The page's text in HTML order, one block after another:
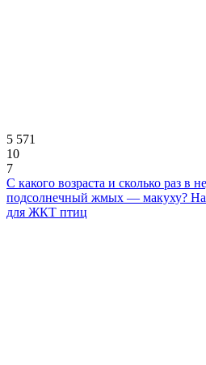
5 571
10
7
С какого возраста и сколько раз в
подсолнечный жмых — макуху?
для ЖКТ птиц